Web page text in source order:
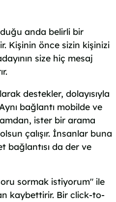
anda belirli bir
Kişinin önce sizin kişinizi
size hiç mesaj
destekler, dolayısıyla
bağlantı mobilde ve
ister bir arama
çalışır. İnsanlar buna
bağlantısı da der ve
sormak istiyorum" ile
kaybettirir. Bir click-to-